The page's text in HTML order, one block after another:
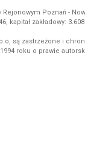
Poznań -
kapitał zakładowy:
są zastrzeżone i
roku o prawie